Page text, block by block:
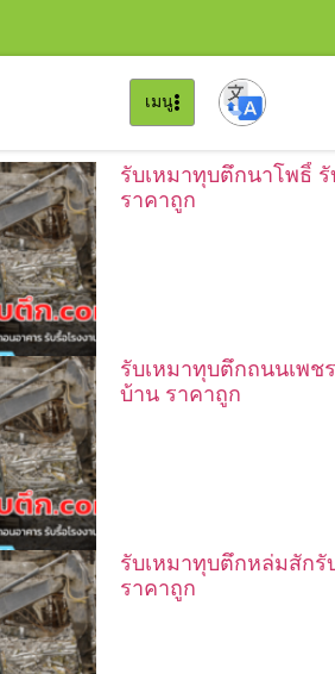
เมนู
รับเหมาทุบตึกนาโพธิ์
ราคาถูก
รับเหมาทุบตึกถนนเพช
บ้าน ราคาถูก
รับเหมาทุบตึกหล่มสัก
ราคาถูก